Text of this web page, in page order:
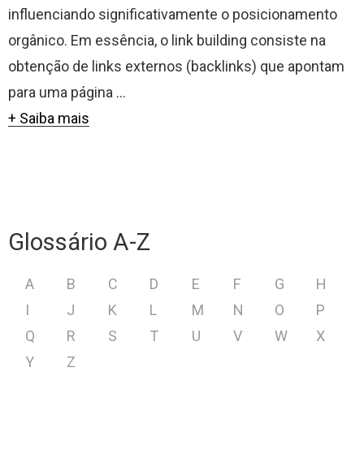
influenciando significativamente o posicionamento
orgânico. Em essência, o link building consiste na
obtenção de links externos (backlinks) que apontam
para uma página ...
+ Saiba mais
Glossário A-Z
A B C D E F G
H
I
J K L M N O
P
Q
R S T U V W
X
Y
Z